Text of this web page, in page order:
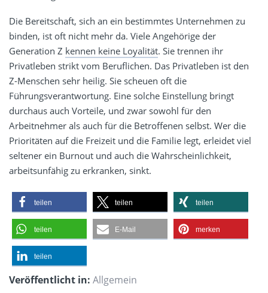
Die Bereitschaft, sich an ein bestimmtes Unternehmen zu
binden, ist oft nicht mehr da. Viele Angehörige der
Generation Z kennen keine Loyalität. Sie trennen ihr
Privatleben strikt vom Beruflichen. Das Privatleben ist den
Z-Menschen sehr heilig. Sie scheuen oft die
Führungsverantwortung. Eine solche Einstellung bringt
durchaus auch Vorteile, und zwar sowohl für den
Arbeitnehmer als auch für die Betroffenen selbst. Wer die
Prioritäten auf die Freizeit und die Familie legt, erleidet viel
seltener ein Burnout und auch die Wahrscheinlichkeit,
arbeitsunfähig zu erkranken, sinkt.
teilen teilen teilen
teilen E-Mail merken
teilen
Veröffentlicht in: Allgemein